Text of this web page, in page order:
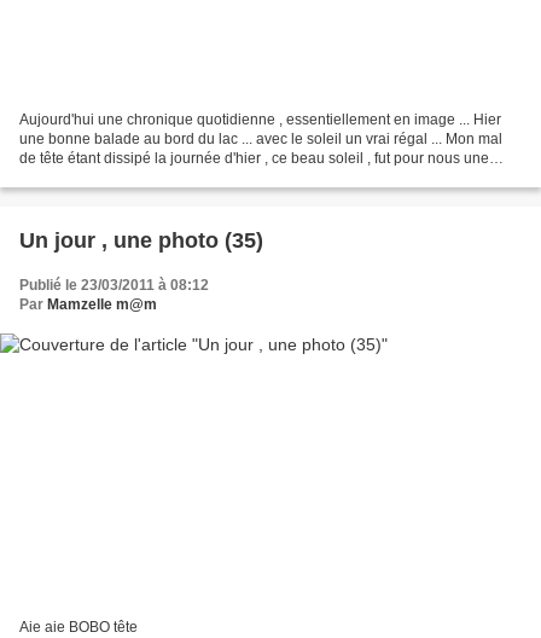
Aujourd'hui une chronique quotidienne , essentiellement en image ... Hier
une bonne balade au bord du lac ... avec le soleil un vrai régal ... Mon mal
de tête étant dissipé la journée d'hier , ce beau soleil , fut pour nous une
Un jour , une photo (35)
Publié le 23/03/2011 à 08:12
Par Mamzelle m@m
Aie aie BOBO tête